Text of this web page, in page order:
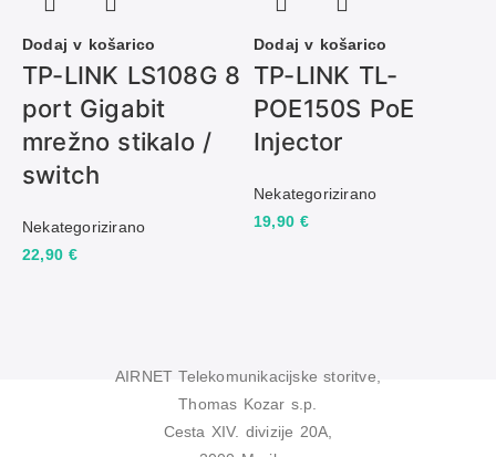
Dodaj v košarico
TP-LINK LS108G 8
port Gigabit
mrežno stikalo /
switch
Nekategorizirano
22,90€
Dodaj v košarico
TP-LINK TL-
POE150S PoE
Injector
Nekategorizirano
19,90€
AIRNET Telekomunikacijske storitve,
Thomas Kozar s.p.
Cesta XIV. divizije 20A,